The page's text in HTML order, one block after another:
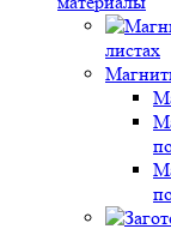
листах